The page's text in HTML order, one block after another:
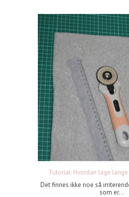
Tutorial: Hvordan lage
Det finnes ikke noe så
som er...